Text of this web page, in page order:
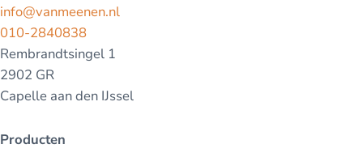
info@vanmeenen.nl
010-2840838
Rembrandtsingel 1
2902 GR
Capelle aan den IJssel
Producten